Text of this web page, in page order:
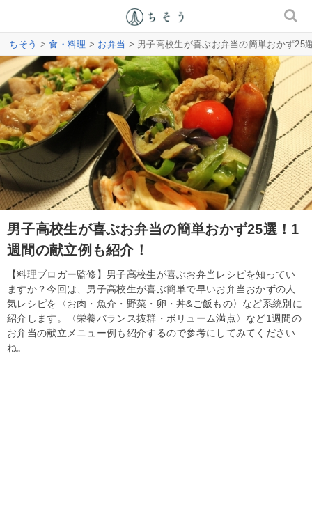
ちそう >食・料理 > お弁当 > 男子高校生が喜ぶお弁当の簡単おかず25
男子高校生が喜ぶお弁当の簡単おかず25選！1
週間の献立例も紹介！
【料理ブロガー監修】男子高校生が喜ぶお弁当レシピを知ってい
ますか？今回は、男子高校生が喜ぶ簡単で早いお弁当おかずの人
気レシピを〈お肉・魚介・野菜・卵・丼&ご飯もの〉など系統別に
紹介します。〈栄養バランス抜群・ボリューム満点〉など1週間の
お弁当の献立メニュー例も紹介するので参考にしてみてください
ね。